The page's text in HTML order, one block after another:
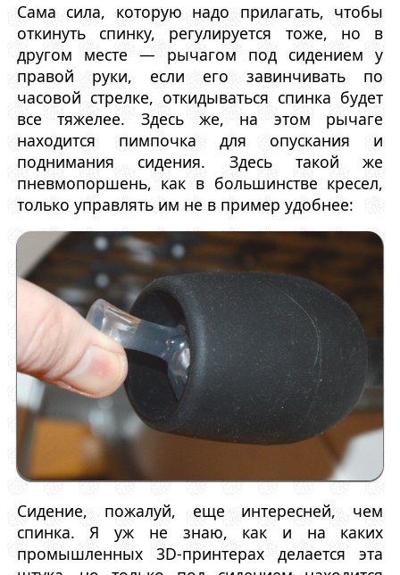
Сама сила, которую надо прилагать, чтобы
откинуть спинку, регулируется тоже, но в
другом месте — рычагом под сидением у
правой руки, если его завинчивать по
часовой стрелке, откидываться спинка будет
все тяжелее. Здесь же, на этом рычаге
находится пимпочка для опускания и
поднимания сидения. Здесь такой же
пневмопоршень, как в большинстве кресел,
только управлять им не в пример удобнее:
Сидение, пожалуй, еще интересней, чем
спинка. Я уж не знаю, как и на каких
промышленных 3D-принтерах делается эта